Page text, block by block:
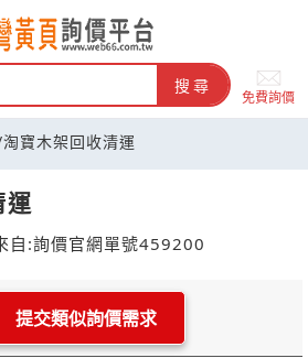
搜尋
免費詢價
淘寶木架回收清運
運
自:詢價官網單號459200
提交類似詢價需求